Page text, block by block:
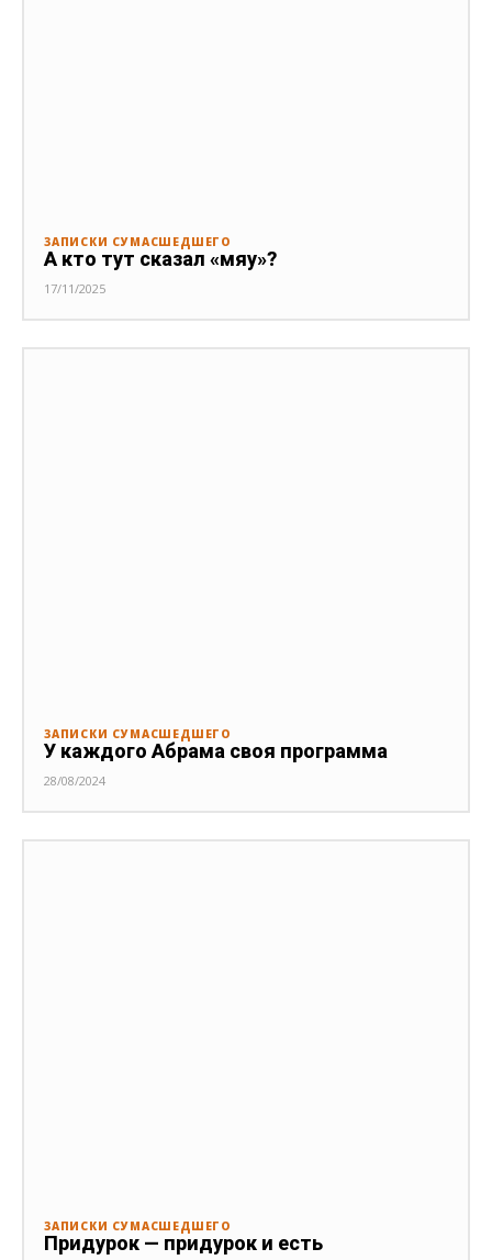
ЗАПИСКИ СУМАСШЕДШЕГО
А кто тут сказал «мяу»?
17/11/2025
ЗАПИСКИ СУМАСШЕДШЕГО
У каждого Абрама своя программа
28/08/2024
ЗАПИСКИ СУМАСШЕДШЕГО
Придурок — придурок и есть